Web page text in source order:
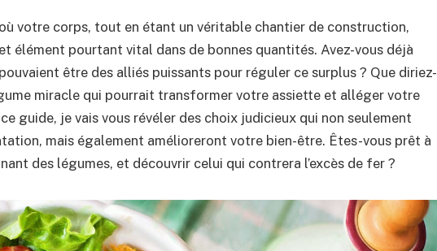
votre corps, tout en étant un véritable chantier de construction,
élément pourtant vital dans de bonnes quantités. Avez-vous déjà
être des alliés puissants pour réguler ce surplus ? Que diriez-
miracle qui pourrait transformer votre assiette et alléger votre
guide, je vais vous révéler des choix judicieux qui non seulement
mais également amélioreront votre bien-être. Êtes-vous prêt à
des légumes, et découvrir celui qui contrera l’excès de fer ?